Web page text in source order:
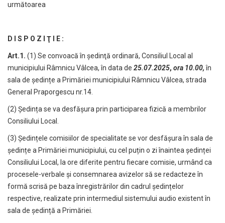
următoarea
D I S P O Z I Ţ I E :
Art.1. (1) Se convoacă în şedinţă ordinară, Consiliul Local al
municipiului Râmnicu Vâlcea, în data de 25.07.2025, ora 10.00,în
sala de ședințe a Primăriei municipiului Râmnicu Vâlcea, strada
General Praporgescu nr.14.
(2) Ședința se va desfășura prin participarea fizică a membrilor
Consiliului Local.
(3) Ședințele comisiilor de specialitate se vor desfășura în sala de
ședințe a Primăriei municipiului, cu cel puțin o zi înaintea ședinței
Consiliului Local, la ore diferite pentru fiecare comisie, urmând ca
procesele-verbale și consemnarea avizelor să se redacteze în
formă scrisă pe baza înregistrărilor din cadrul ședințelor
respective, realizate prin intermediul sistemului audio existent în
sala de ședință a Primăriei.